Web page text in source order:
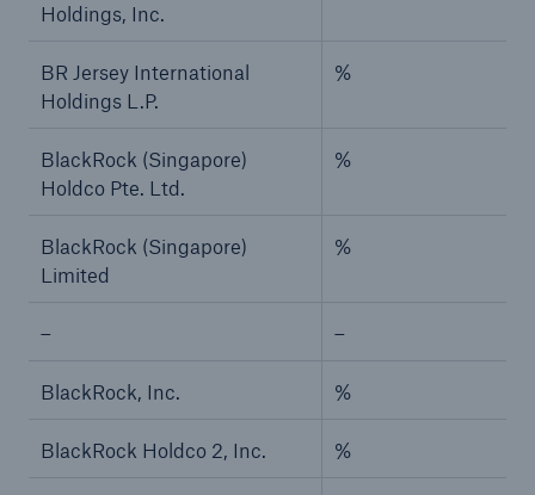
Holdings, Inc.
BR Jersey International
Holdings L.P.
%
BlackRock (Singapore)
Holdco Pte. Ltd.
%
BlackRock (Singapore)
Limited
%
– –
BlackRock, Inc. %
BlackRock Holdco 2, Inc. %